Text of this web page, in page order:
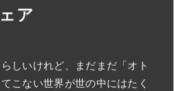
ア
しいけれど、まだまだ「オト
こない世界が世の中にはたく